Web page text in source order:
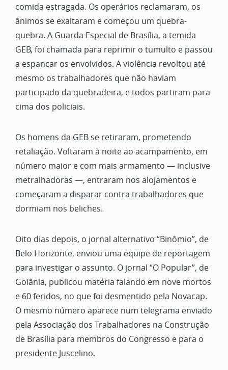
comida estragada. Os operários reclamaram, os
ânimos se exaltaram e começou um quebra-
quebra. A Guarda Especial de Brasília, a temida
GEB, foi chamada para reprimir o tumulto e passou
a espancar os envolvidos. A violência revoltou até
mesmo os trabalhadores que não haviam
participado da quebradeira, e todos partiram para
cima dos policiais.
Os homens da GEB se retiraram, prometendo
retaliação. Voltaram à noite ao acampamento, em
número maior e com mais armamento — inclusive
metralhadoras —, entraram nos alojamentos e
começaram a disparar contra trabalhadores que
dormiam nos beliches.
Oito dias depois, o jornal alternativo “Binômio”, de
Belo Horizonte, enviou uma equipe de reportagem
para investigar o assunto. O jornal “O Popular”, de
Goiânia, publicou matéria falando em nove mortos
e 60 feridos, no que foi desmentido pela Novacap.
O mesmo número aparece num telegrama enviado
pela Associação dos Trabalhadores na Construção
de Brasília para membros do Congresso e para o
presidente Juscelino.